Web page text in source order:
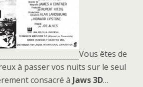
Vous êtes de
à passer vos nuits sur le seul
consacré à Jaws 3D…